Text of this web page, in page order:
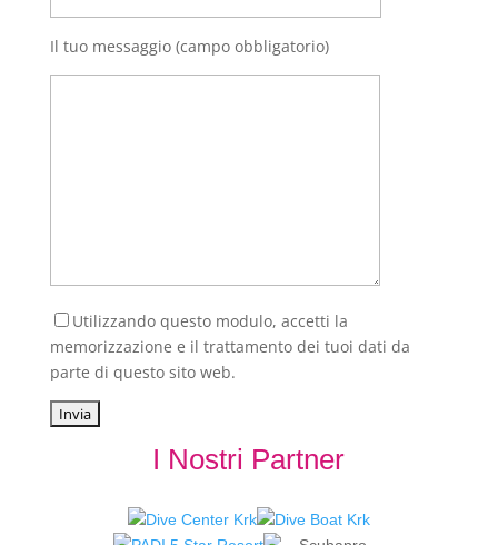
Il tuo messaggio (campo obbligatorio)
Utilizzando questo modulo, accetti la
memorizzazione e il trattamento dei tuoi dati da
parte di questo sito web.
I Nostri Partner